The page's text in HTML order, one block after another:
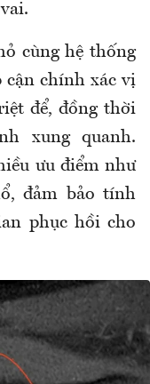
cùng hệ thống
cận chính xác vị
để, đồng thời
xung quanh.
ưu điểm như
đảm bảo tính
phục hồi cho